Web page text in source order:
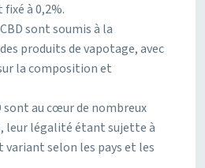
à 0,2%.
sont soumis à la
produits de vapotage, avec
la composition et
sont au cœur de nombreux
leur légalité étant sujette à
selon les pays et les